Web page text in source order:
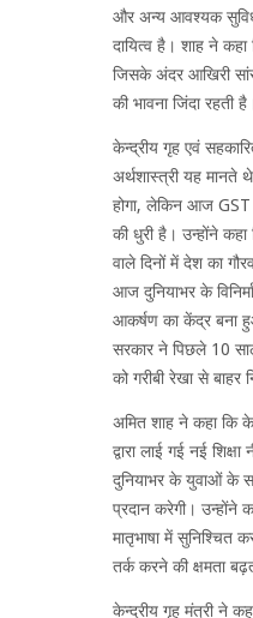
और अन्य आवश्यक
दायित्व है। शाह ने
जिसके अंदर आखिरी
की भावना जिंदा रहती है।
केन्द्रीय गृह एवं
अर्थशास्त्री यह मानते
होगा, लेकिन आज GST
की धुरी है। उन्होंने
वाले दिनों में देश का
आज दुनियाभर के
आकर्षण का केंद्र बना
सरकार ने पिछले 10
को गरीबी रेखा से बाहर
अमित शाह ने कहा कि
द्वारा लाई गई नई
दुनियाभर के युवाओं के
प्रदान करेगी। उन्होंने
मातृभाषा में
तर्क करने की क्षमता
केन्द्रीय गृह मंत्री ने